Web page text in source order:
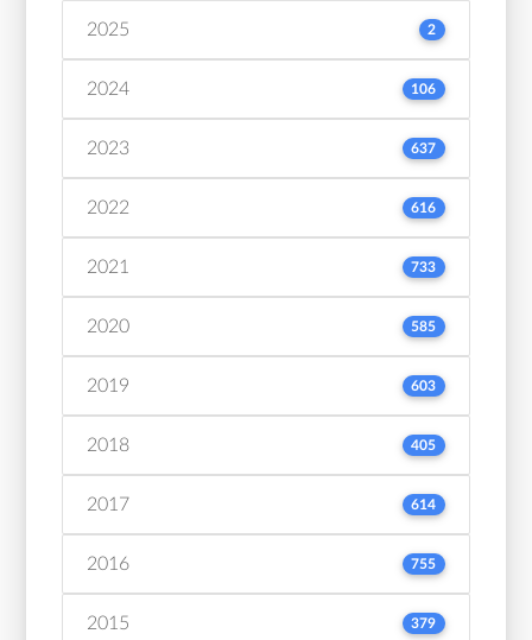
2025 2
2024 106
2023 637
2022 616
2021 733
2020 585
2019 603
2018 405
2017 614
2016 755
2015 379